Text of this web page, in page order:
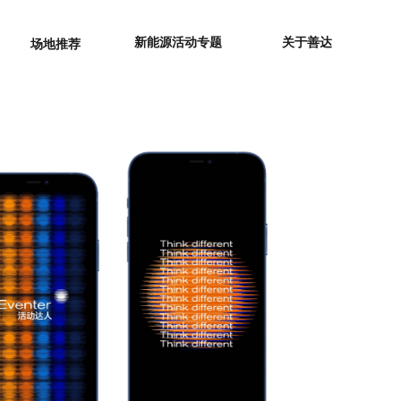
场地推荐 新能源活动专题 关于善达